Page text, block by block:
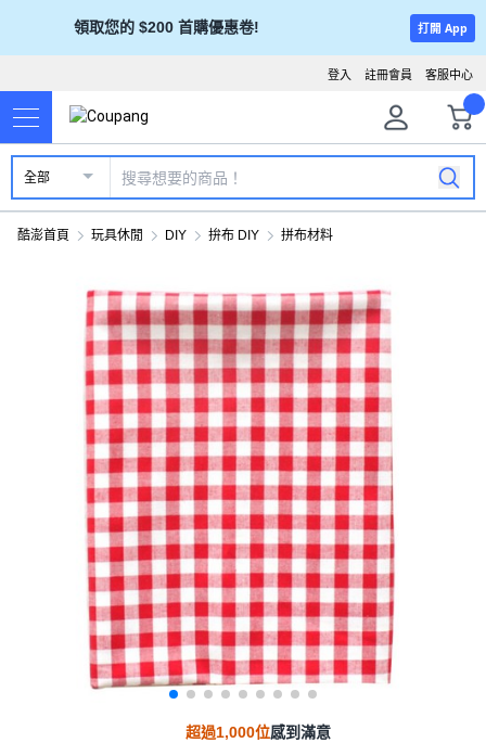
領取您的 $200 首購優惠卷! 打開 App
客服中心
註冊會員
登入
全部
酷澎首頁 玩具休閒 DIY 拚布 DIY 拼布材料
超過1,000位感到滿意